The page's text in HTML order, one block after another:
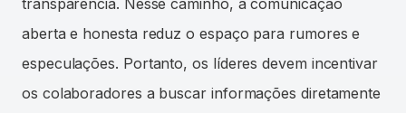
transparência. Nesse caminho, a comunicação
aberta e honesta reduz o espaço para rumores e
especulações. Portanto, os líderes devem incentivar
os colaboradores a buscar informações diretamente